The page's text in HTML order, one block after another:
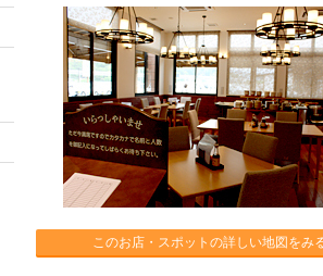
このお店・スポットの詳しい地図をみ